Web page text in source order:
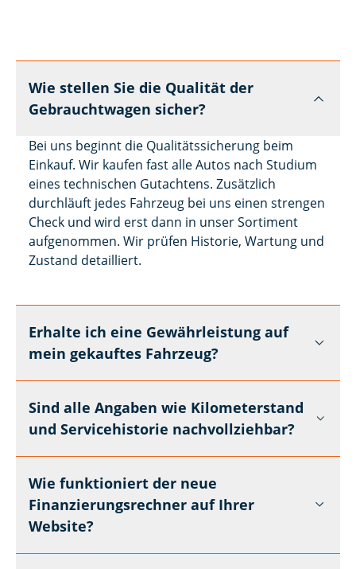
Wie stellen Sie die Qualität der
Gebrauchtwagen sicher?
Bei uns beginnt die Qualitätssicherung beim
Einkauf. Wir kaufen fast alle Autos nach Studium
eines technischen Gutachtens. Zusätzlich
durchläuft jedes Fahrzeug bei uns einen strengen
Check und wird erst dann in unser Sortiment
aufgenommen. Wir prüfen Historie, Wartung und
Zustand detailliert.
Erhalte ich eine Gewährleistung auf
mein gekauftes Fahrzeug?
Sind alle Angaben wie Kilometerstand
und Servicehistorie nachvollziehbar?
Wie funktioniert der neue
Finanzierungsrechner auf Ihrer
Website?